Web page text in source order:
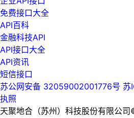
免费接口大全
API百科
金融科技API
API接口大全
API资讯
短信接口
苏公网安备 32059002001776号 苏
执照
天聚地合（苏州）科技股份有限公